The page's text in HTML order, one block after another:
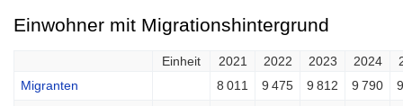
Einwohner mit Migrationshintergrund
Einheit 2021 2022 2023 2024
Migranten
8 011 9 475 9 812 9 790